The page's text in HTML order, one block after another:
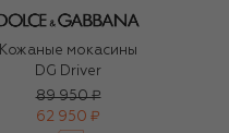
Кожаные мокасины
DG Driver
89 950 ₽
62 950 ₽